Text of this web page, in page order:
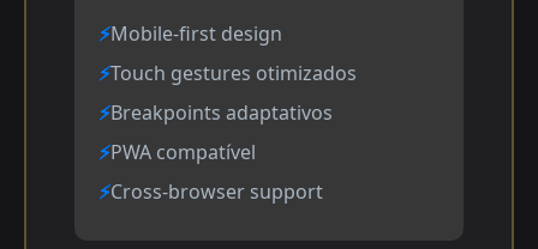
Mobile-first design
Touch gestures otimizados
Breakpoints adaptativos
PWA compatível
Cross-browser support